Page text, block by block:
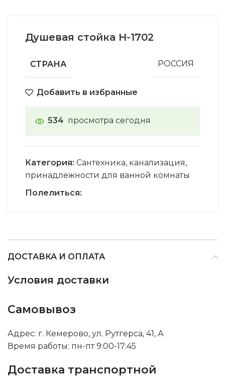
Душевая стойка H-1702
СТРАНА РОССИЯ
Добавить в избранные
534 просмотра сегодня
Категория: Сантехника, канализация,
принадлежности для ванной комнаты
Полелиться:
ДОСТАВКА И ОПЛАТА
Условия доставки
Самовывоз
Адрес: г. Кемерово, ул. Рутгерса, 41, А
Время работы: пн-пт 9:00-17:45
Доставка транспортной